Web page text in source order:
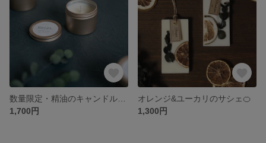
1,700円
オレンジ&ユーカリのサシェ🍊
1,300円